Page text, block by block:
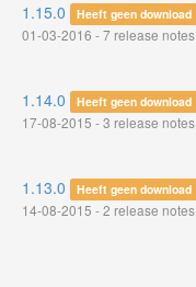
1.15.0 Heeft geen download
01-03-2016 - 7 release notes
1.14.0 Heeft geen download
17-08-2015 - 3 release notes
1.13.0 Heeft geen download
14-08-2015 - 2 release notes